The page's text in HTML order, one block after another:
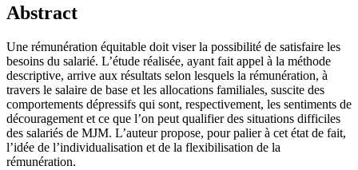
Abstract
Une rémunération équitable doit viser la possibilité de satisfaire les
besoins du salarié. L’étude réalisée, ayant fait appel à la méthode
descriptive, arrive aux résultats selon lesquels la rémunération, à
travers le salaire de base et les allocations familiales, suscite des
comportements dépressifs qui sont, respectivement, les sentiments de
découragement et ce que l’on peut qualifier des situations difficiles
des salariés de MJM. L’auteur propose, pour palier à cet état de fait,
l’idée de l’individualisation et de la flexibilisation de la
rémunération.